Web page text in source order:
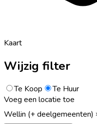
Kaart
Wijzig filter
Te Koop
Te Huur
Voeg een locatie toe
Wellin (+ deelgemeenten)